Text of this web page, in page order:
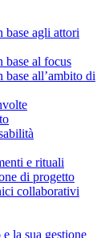
base agli attori
base al focus
all’ambito di
e rituali
di progetto
collaborativi
la sua gestione